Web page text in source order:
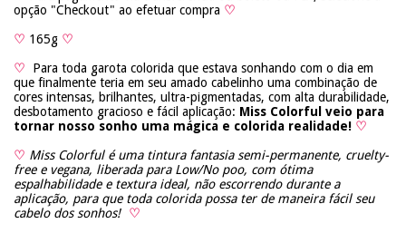
opção "Checkout" ao efetuar compra ♡
♡ 165g ♡
♡ Para toda garota colorida que estava sonhando com o dia em
que finalmente teria em seu amado cabelinho uma combinação de
cores intensas, brilhantes, ultra-pigmentadas, com alta durabilidade,
desbotamento gracioso e fácil aplicação: Miss Colorful veio para
tornar nosso sonho uma mágica e colorida realidade! ♡
♡ Miss Colorful é uma tintura fantasia semi-permanente, cruelty-
free e vegana, liberada para Low/No poo, com ótima
espalhabilidade e textura ideal, não escorrendo durante a
aplicação, para que toda colorida possa ter de maneira fácil seu
cabelo dos sonhos! ♡